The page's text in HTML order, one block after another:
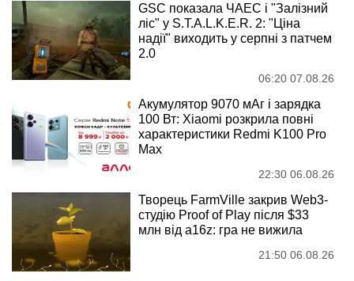
GSC показала ЧАЕС і "Залізний
ліс" у S.T.A.L.K.E.R. 2: "Ціна
надії" виходить у серпні з патчем
2.0
06:20 07.08.26
Акумулятор 9070 мАг і зарядка
100 Вт: Xiaomi розкрила повні
характеристики Redmi K100 Pro
Max
22:30 06.08.26
Творець FarmVille закрив Web3-
студію Proof of Play після $33
млн від a16z: гра не вижила
21:50 06.08.26